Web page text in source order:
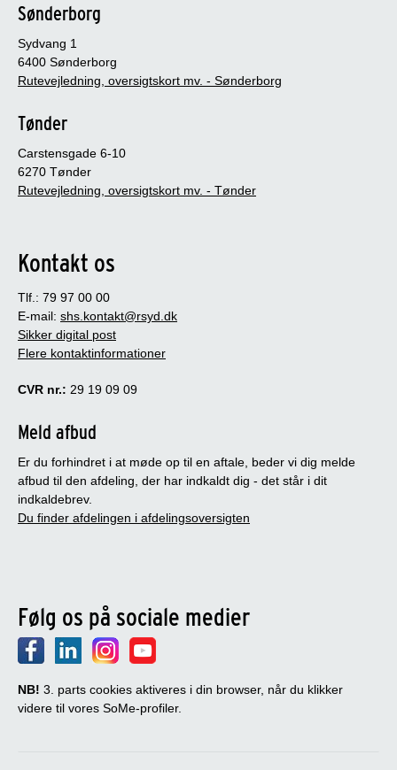
Sønderborg
Sydvang 1
6400 Sønderborg
Rutevejledning, oversigtskort mv. - Sønderborg
Tønder
Carstensgade 6-10
6270 Tønder
Rutevejledning, oversigtskort mv. - Tønder
Kontakt os
Tlf.: 79 97 00 00
E-mail: shs.kontakt@rsyd.dk
Sikker digital post
Flere kontaktinformationer
CVR nr.: 29 19 09 09
Meld afbud
Er du forhindret i at møde op til en aftale, beder vi dig melde
afbud til den afdeling, der har indkaldt dig - det står i dit
indkaldebrev.
Du finder afdelingen i afdelingsoversigten
Følg os på sociale medier
NB! 3. parts cookies aktiveres i din browser, når du klikker
videre til vores SoMe-profiler.